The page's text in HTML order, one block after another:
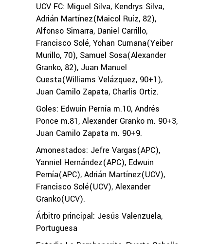
UCV FC: Miguel Silva, Kendrys Silva,
Adrián Martínez(Maicol Ruíz, 82),
Alfonso Simarra, Daniel Carrillo,
Francisco Solé, Yohan Cumana(Yeiber
Murillo, 70), Samuel Sosa(Alexander
Granko, 82), Juan Manuel
Cuesta(Williams Velázquez, 90+1),
Juan Camilo Zapata, Charlis Ortiz.
Goles: Edwuin Pernía m.10, Andrés
Ponce m.81, Alexander Granko m. 90+3,
Juan Camilo Zapata m. 90+9.
Amonestados: Jefre Vargas(APC),
Yanniel Hernández(APC), Edwuin
Pernía(APC), Adrián Martínez(UCV),
Francisco Solé(UCV), Alexander
Granko(UCV).
Árbitro principal: Jesús Valenzuela,
Portuguesa